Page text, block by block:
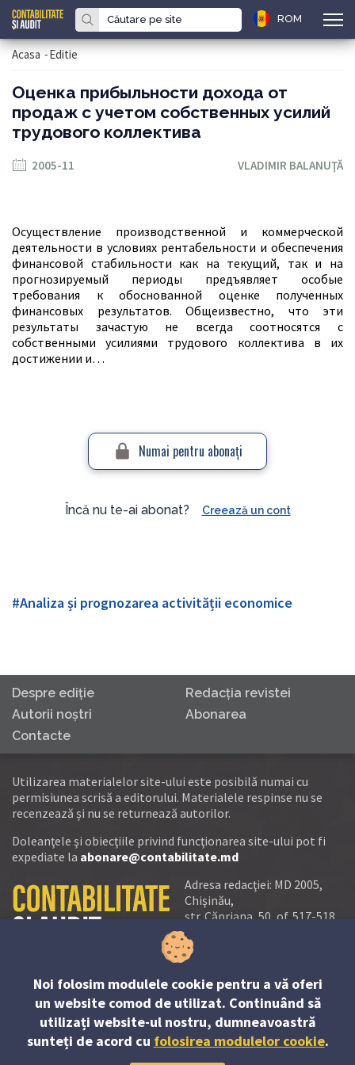
ROM
Acasa -Editie
Оценка прибыльности дохода от
продаж с учетом собственных усилий
трудового коллектива
2005-11 VLADIMIR BALANUŢĂ
Осуществление производственной и коммерчес­кой
деятельности в условиях рентабельности и обеспечения
финансовой стабильности как на текущий, так и на
прогнозируемый периоды предъявляет особые
требования к обоснованной оценке полученных
финансовых результатов. Общеизвестно, что эти
результаты зачастую не всегда соотносятся с
собственными усилиями трудового коллектива в их
достижении и…
Numai pentru abonaţi
Încă nu te-ai abonat? Creează un cont
#Analiza și prognozarea activității economice
Despre ediţie
Redacţia revistei
Autorii noştri
Abonarea
Contacte
Utilizarea materialelor site-ului este posibilă numai cu
permisiunea scrisă a editorului. Materialele respinse nu se
recenzează și nu se returnează autorilor.
Doleanţele şi obiecţiile privind funcţionarea site-ului pot fi
expediate la abonare@contabilitate.md
Adresa redacţiei: MD 2005,
Chişinău,
str. Căpriana, 50, of. 517-518
tel.:
tel./fax:
e-mail:
abonare@contabilitate.md
newsletter:
contabilitate@
Noi folosim modulele cookie pentru a vă oferi
un website comod de utilizat. Continuând să
utilizați website-ul nostru, dumneavoastră
sunteți de acord cu folosirea modulelor cookie.